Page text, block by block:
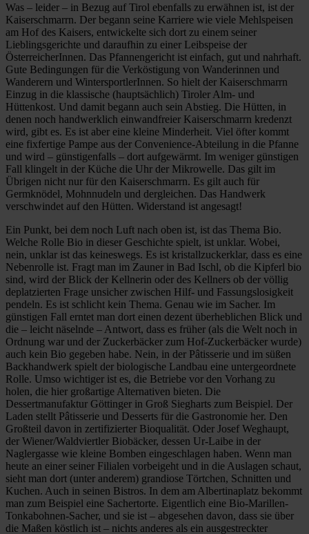
Was – leider – in Bezug auf Tirol ebenfalls zu erwähnen ist, ist der
Kaiserschmarrn. Der begann seine Karriere wie viele Mehlspeisen
am Hof des Kaisers, entwickelte sich dort zu einem seiner
Lieblingsgerichte und daraufhin zu einer Leibspeise der
ÖsterreicherInnen. Das Pfannengericht ist einfach, gut und nahrhaft.
Gute Bedingungen für die Verköstigung von Wanderinnen und
Wanderern und WintersportlerInnen. So hielt der Kaiserschmarrn
Einzug in die klassische (hauptsächlich) Tiroler Alm- und
Hüttenkost. Und damit begann auch sein Abstieg. Die Hütten, in
denen noch handwerklich einwandfreier Kaiserschmarrn kredenzt
wird, gibt es. Es ist aber eine kleine Minderheit. Viel öfter kommt
eine fixfertige Pampe aus der Convenience-Abteilung in die Pfanne
und wird – günstigenfalls – dort aufgewärmt. Im weniger günstigen
Fall klingelt in der Küche die Uhr der Mikrowelle. Das gilt im
Übrigen nicht nur für den Kaiserschmarrn. Es gilt auch für
Germknödel, Mohnnudeln und dergleichen. Das Handwerk
verschwindet auf den Hütten. Widerstand ist angesagt!
Ein Punkt, bei dem noch Luft nach oben ist, ist das Thema Bio.
Welche Rolle Bio in dieser Geschichte spielt, ist unklar. Wobei,
nein, unklar ist das keineswegs. Es ist kristallzuckerklar, dass es eine
Nebenrolle ist. Fragt man im Zauner in Bad Ischl, ob die Kipferl bio
sind, wird der Blick der Kellnerin oder des Kellners ob der völlig
deplatzierten Frage unsicher zwischen Hilf- und Fassungslosigkeit
pendeln. Es ist schlicht kein Thema. Genau wie im Sacher. Im
günstigen Fall erntet man dort einen dezent überheblichen Blick und
die – leicht näselnde – Antwort, dass es früher (als die Welt noch in
Ordnung war und der Zuckerbäcker zum Hof-Zuckerbäcker wurde)
auch kein Bio gegeben habe. Nein, in der Pâtisserie und im süßen
Backhandwerk spielt der biologische Landbau eine untergeordnete
Rolle. Umso wichtiger ist es, die Betriebe vor den Vorhang zu
holen, die hier großartige Alternativen bieten. Die
Dessertmanufaktur Göttinger in Groß Siegharts zum Beispiel. Der
Laden stellt Pâtisserie und Desserts für die Gastronomie her. Den
Großteil davon in zertifizierter Bioqualität. Oder Josef Weghaupt,
der Wiener/Waldviertler Biobäcker, dessen Ur-Laibe in der
Naglergasse wie kleine Bomben eingeschlagen haben. Wenn man
heute an einer seiner Filialen vorbeigeht und in die Auslagen schaut,
sieht man dort (unter anderem) grandiose Törtchen, Schnitten und
Kuchen. Auch in seinen Bistros. In dem am Albertinaplatz bekommt
man zum Beispiel eine Sachertorte. Eigentlich eine Bio-Marillen-
Tonkabohnen-Sacher, und sie ist – abgesehen davon, dass sie über
die Maßen köstlich ist – nichts anderes als ein ausgestreckter